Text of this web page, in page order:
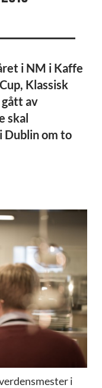
i NM i Kaffe
Klassisk
gått av
skal
Dublin om to
i